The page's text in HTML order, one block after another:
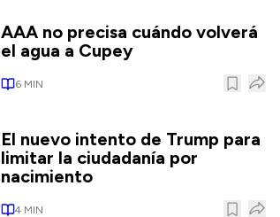
AAA no precisa cuándo volverá
el agua a Cupey
6 MIN
El nuevo intento de Trump para
limitar la ciudadanía por
nacimiento
4 MIN